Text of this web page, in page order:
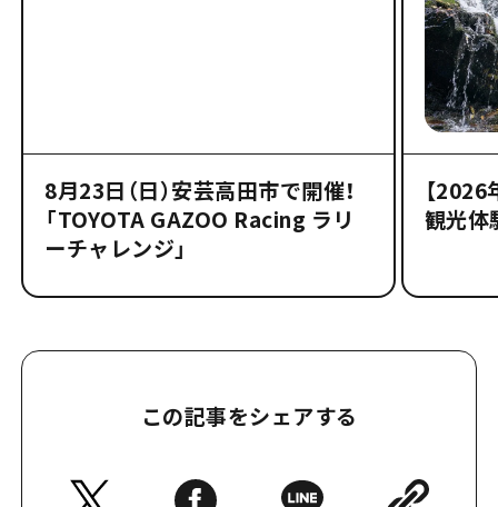
8月23日（日）安芸高田市で開催！
「TOYOTA GAZOO Racing ラリ
ーチャレンジ」
【
観光体
この記事をシェアする